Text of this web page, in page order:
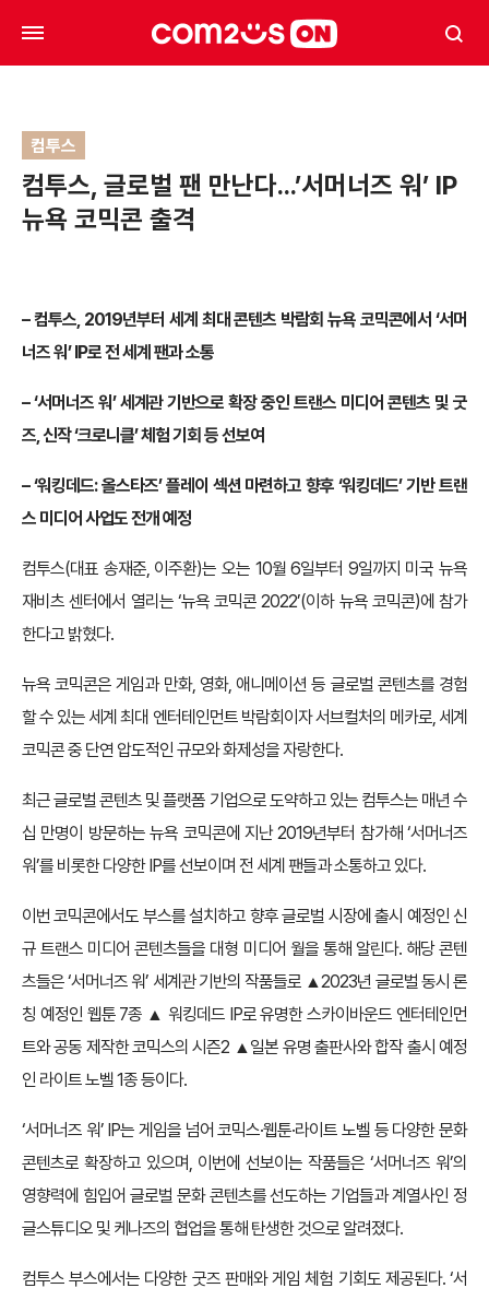
컴투스
컴투스, 글로벌 팬 만난다…’서머너즈 워’ IP
뉴욕 코믹콘 출격
– 컴투스, 2019년부터 세계 최대 콘텐츠 박람회 뉴욕 코믹콘에서 ‘서머
너즈 워’ IP로 전 세계 팬과 소통
– ‘서머너즈 워’ 세계관 기반으로 확장 중인 트랜스 미디어 콘텐츠 및 굿
즈, 신작 ‘크로니클’ 체험 기회 등 선보여
– ‘워킹데드: 올스타즈’ 플레이 섹션 마련하고 향후 ‘워킹데드’ 기반 트랜
스 미디어 사업도 전개 예정
컴투스(대표 송재준, 이주환)는 오는 10월 6일부터 9일까지 미국 뉴욕
재비츠 센터에서 열리는 ‘뉴욕 코믹콘 2022’(이하 뉴욕 코믹콘)에 참가
한다고 밝혔다.
뉴욕 코믹콘은 게임과 만화, 영화, 애니메이션 등 글로벌 콘텐츠를 경험
할 수 있는 세계 최대 엔터테인먼트 박람회이자 서브컬처의 메카로, 세계
코믹콘 중 단연 압도적인 규모와 화제성을 자랑한다.
최근 글로벌 콘텐츠 및 플랫폼 기업으로 도약하고 있는 컴투스는 매년 수
십 만명이 방문하는 뉴욕 코믹콘에 지난 2019년부터 참가해 ‘서머너즈
워’를 비롯한 다양한 IP를 선보이며 전 세계 팬들과 소통하고 있다.
이번 코믹콘에서도 부스를 설치하고 향후 글로벌 시장에 출시 예정인 신
규 트랜스 미디어 콘텐츠들을 대형 미디어 월을 통해 알린다. 해당 콘텐
츠들은 ‘서머너즈 워’ 세계관 기반의 작품들로 ▲2023년 글로벌 동시 론
칭 예정인 웹툰 7종 ▲ 워킹데드 IP로 유명한 스카이바운드 엔터테인먼
트와 공동 제작한 코믹스의 시즌2 ▲일본 유명 출판사와 합작 출시 예정
인 라이트 노벨 1종 등이다.
‘서머너즈 워’ IP는 게임을 넘어 코믹스·웹툰·라이트 노벨 등 다양한 문화
콘텐츠로 확장하고 있으며, 이번에 선보이는 작품들은 ‘서머너즈 워’의
영향력에 힘입어 글로벌 문화 콘텐츠를 선도하는 기업들과 계열사인 정
글스튜디오 및 케나즈의 협업을 통해 탄생한 것으로 알려졌다.
컴투스 부스에서는 다양한 굿즈 판매와 게임 체험 기회도 제공된다. ‘서